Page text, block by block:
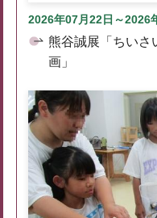
2026年07月22日～2026
熊谷誠展「ちい
画」